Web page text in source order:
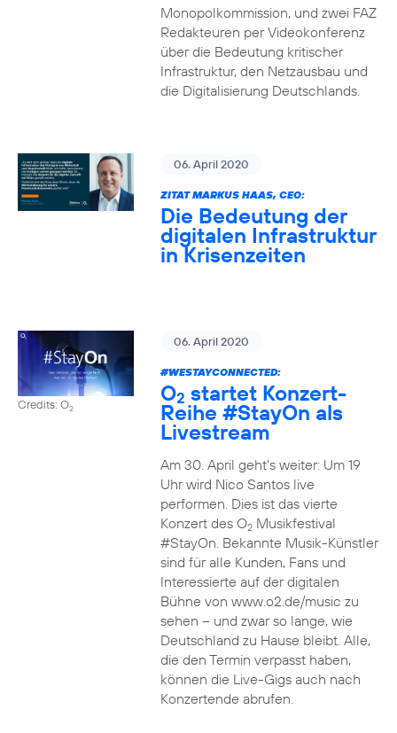
Monopolkommission, und zwei FAZ
Redakteuren per Videokonferenz
über die Bedeutung kritischer
Infrastruktur, den Netzausbau und
die Digitalisierung Deutschlands.
06. April 2020
ZITAT MARKUS HAAS, CEO:
Die Bedeutung der
digitalen Infrastruktur
in Krisenzeiten
Credits: O2
06. April 2020
#WESTAYCONNECTED:
O2 startet Konzert-
Reihe #StayOn als
Livestream
Am 30. April geht’s weiter: Um 19
Uhr wird Nico Santos live
performen. Dies ist das vierte
Konzert des O2Musikfestival
#StayOn. Bekannte Musik-Künstler
sind für alle Kunden, Fans und
Interessierte auf der digitalen
Bühne von www.o2.de/music zu
sehen – und zwar so lange, wie
Deutschland zu Hause bleibt. Alle,
die den Termin verpasst haben,
können die Live-Gigs auch nach
Konzertende abrufen.